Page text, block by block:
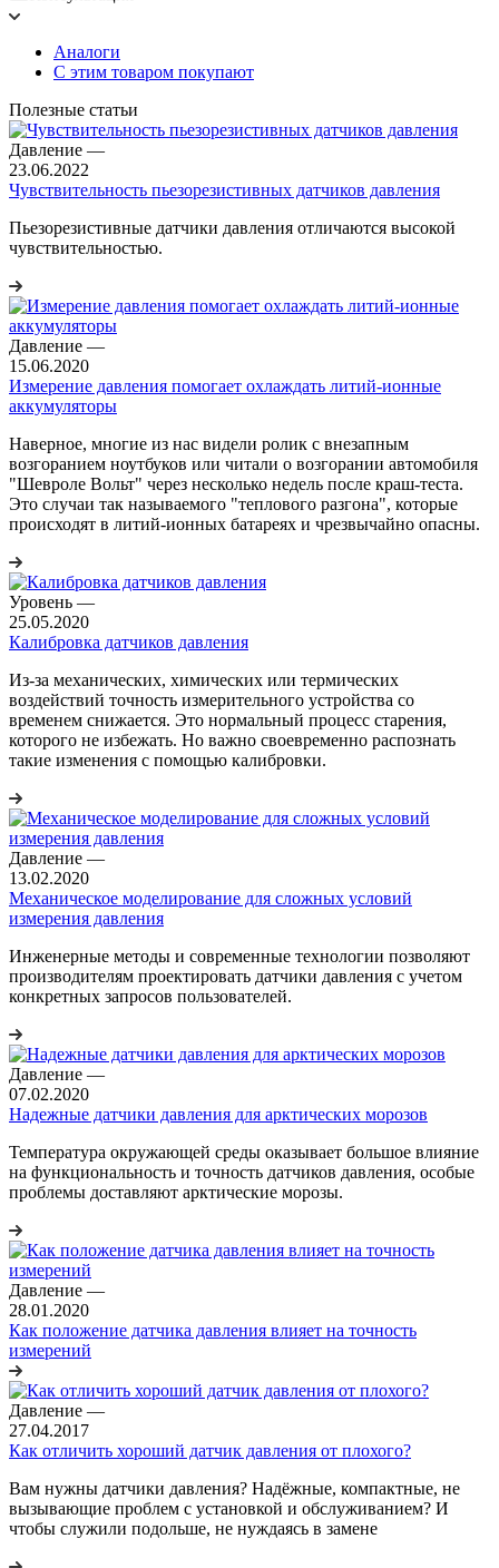
Аналоги
С этим товаром покупают
Полезные статьи
Давление —
23.06.2022
Чувствительность пьезорезистивных датчиков давления
Пьезорезистивные датчики давления отличаются высокой
чувствительностью.
Давление —
15.06.2020
Измерение давления помогает охлаждать литий-ионные
аккумуляторы
Наверное, многие из нас видели ролик с внезапным
возгоранием ноутбуков или читали о возгорании автомобиля
"Шевроле Вольт" через несколько недель после краш-теста.
Это случаи так называемого "теплового разгона", которые
происходят в литий-ионных батареях и чрезвычайно опасны.
Уровень —
25.05.2020
Калибровка датчиков давления
Из-за механических, химических или термических
воздействий точность измерительного устройства со
временем снижается. Это нормальный процесс старения,
которого не избежать. Но важно своевременно распознать
такие изменения с помощью калибровки.
Давление —
13.02.2020
Механическое моделирование для сложных условий
измерения давления
Инженерные методы и современные технологии позволяют
производителям проектировать датчики давления с учетом
конкретных запросов пользователей.
Давление —
07.02.2020
Надежные датчики давления для арктических морозов
Температура окружающей среды оказывает большое влияние
на функциональность и точность датчиков давления, особые
проблемы доставляют арктические морозы.
Давление —
28.01.2020
Как положение датчика давления влияет на точность
измерений
Давление —
27.04.2017
Как отличить хороший датчик давления от плохого?
Вам нужны датчики давления? Надёжные, компактные, не
вызывающие проблем с установкой и обслуживанием? И
чтобы служили подольше, не нуждаясь в замене